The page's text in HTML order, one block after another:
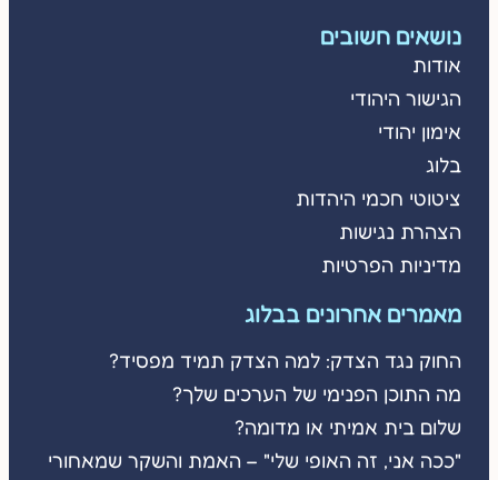
נושאים חשובים
אודות
הגישור היהודי
אימון יהודי
בלוג
ציטוטי חכמי היהדות
הצהרת נגישות
מדיניות הפרטיות
מאמרים אחרונים בבלוג
החוק נגד הצדק: למה הצדק תמיד מפסיד?
מה התוכן הפנימי של הערכים שלך?
שלום בית אמיתי או מדומה?
"ככה אני, זה האופי שלי" – האמת והשקר שמאחורי